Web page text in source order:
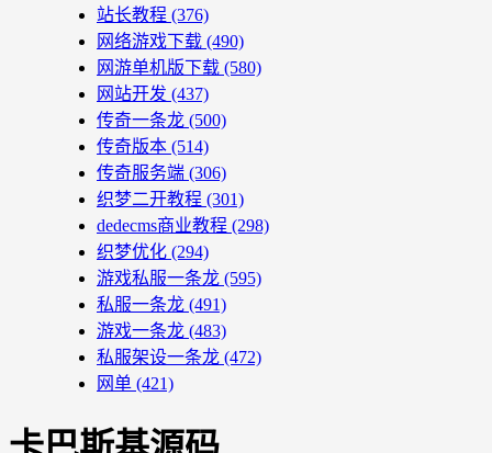
站长教程 (376)
网络游戏下载 (490)
网游单机版下载 (580)
网站开发 (437)
传奇一条龙 (500)
传奇版本 (514)
传奇服务端 (306)
织梦二开教程 (301)
dedecms商业教程 (298)
织梦优化 (294)
游戏私服一条龙 (595)
私服一条龙 (491)
游戏一条龙 (483)
私服架设一条龙 (472)
网单 (421)